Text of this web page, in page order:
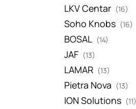
LKV Centar (16)
Soho Knobs (16)
BOSAL (14)
JAF (13)
LAMAR (13)
Pietra Nova (13)
ION Solutions (11)